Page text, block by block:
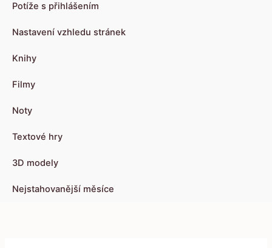
Potíže s přihlášením
Nastavení vzhledu stránek
Knihy
Filmy
Noty
Textové hry
3D modely
Nejstahovanější měsíce